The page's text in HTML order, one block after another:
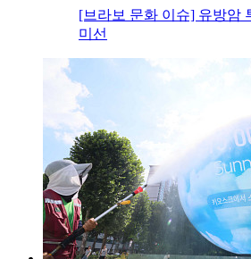
[브라보 문화 이슈] 유방암
미선